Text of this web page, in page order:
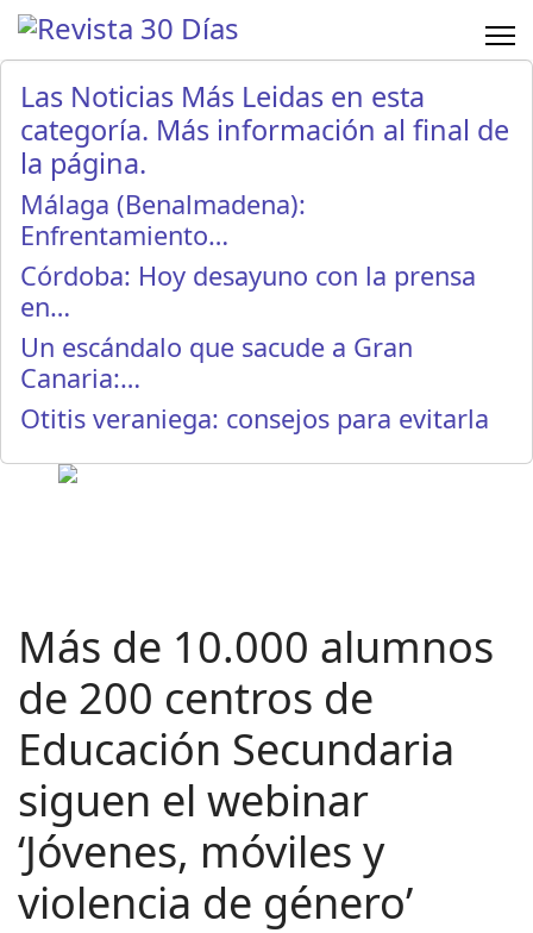
Las Noticias Más Leidas en esta
categoría. Más información al final de
la página.
Málaga (Benalmadena):
Enfrentamiento…
Córdoba: Hoy desayuno con la prensa
en…
Un escándalo que sacude a Gran
Canaria:…
Otitis veraniega: consejos para evitarla
Más de 10.000 alumnos
de 200 centros de
Educación Secundaria
siguen el webinar
‘Jóvenes, móviles y
violencia de género’